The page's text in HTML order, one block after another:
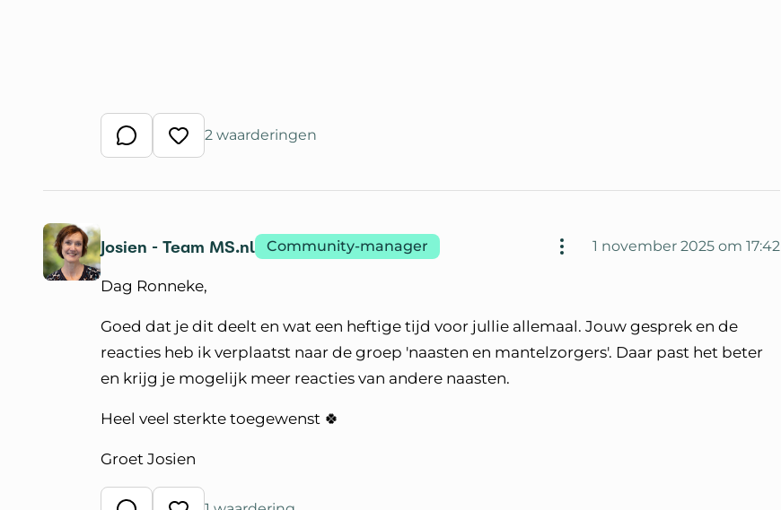
Schrijf een reactie
Waardeer reactie
2 waarderingen
Josien - Team MS.nl Community-manager 1 november 2025 om 17:42
Dag Ronneke,
Goed dat je dit deelt en wat een heftige tijd voor jullie allemaal. Jouw gesprek en de
reacties heb ik verplaatst naar de groep 'naasten en mantelzorgers'. Daar past het beter
en krijg je mogelijk meer reacties van andere naasten.
Heel veel sterkte toegewenst 🍀
Groet Josien